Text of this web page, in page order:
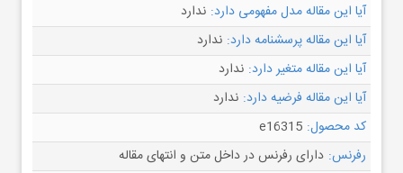
آیا این مقاله مدل مفهومی دارد: ندارد
آیا این مقاله پرسشنامه دارد: ندارد
آیا این مقاله متغیر دارد: ندارد
آیا این مقاله فرضیه دارد: ندارد
کد محصول: e16315
رفرنس: دارای رفرنس در داخل متن و انتهای مقاله